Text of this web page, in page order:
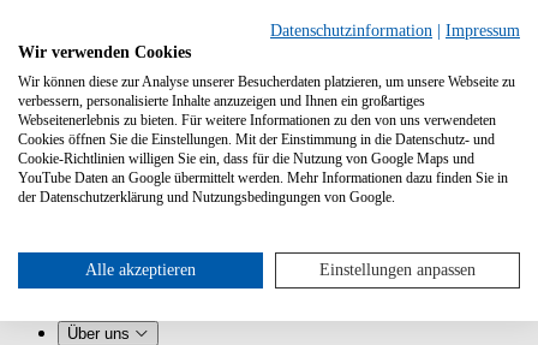
Leistungen
VLB kennenlernen
Für Selfpublisher
Für Dienstleister
Über uns
Datenschutzinformation
Impressum
Wir verwenden Cookies
Wir können diese zur Analyse unserer Besucherdaten platzieren, um unsere Webseite zu
verbessern, personalisierte Inhalte anzuzeigen und Ihnen ein großartiges
Webseitenerlebnis zu bieten. Für weitere Informationen zu den von uns verwendeten
Cookies öffnen Sie die Einstellungen. Mit der Einstimmung in die Datenschutz- und
Cookie-Richtlinien willigen Sie ein, dass für die Nutzung von Google Maps und
YouTube Daten an Google übermittelt werden. Mehr Informationen dazu finden Sie in
der Datenschutzerklärung und Nutzungsbedingungen von Google.
Alle akzeptieren Einstellungen anpassen